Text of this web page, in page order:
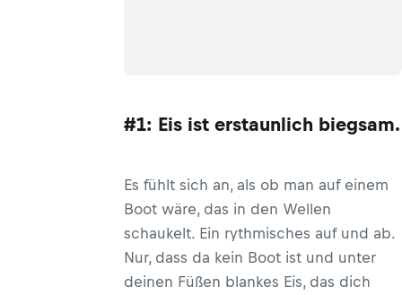
#1: Eis ist erstaunlich biegsam.
Es fühlt sich an, als ob man auf einem
Boot wäre, das in den Wellen
schaukelt. Ein rythmisches auf und ab.
Nur, dass da kein Boot ist und unter
deinen Füßen blankes Eis, das dich